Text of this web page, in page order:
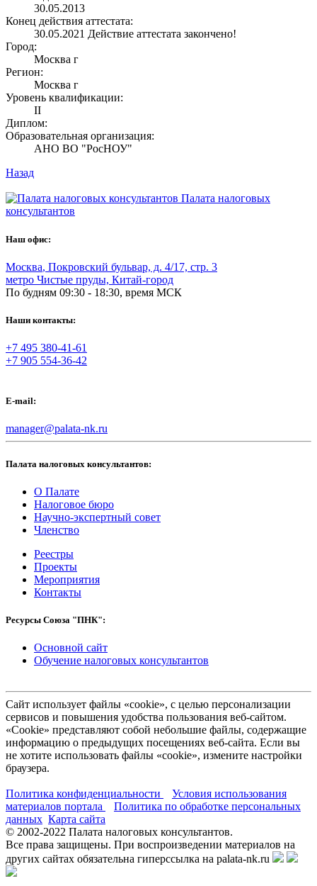
30.05.2013
Конец действия аттестата:
30.05.2021 Действие аттестата закончено!
Город:
Москва г
Регион:
Москва г
Уровень квалификации:
II
Диплом:
Образовательная организация:
АНО ВО "РосНОУ"
Назад
Палата налоговых
консультантов
Наш офис:
Москва, Покровский бульвар, д. 4/17, стр. 3
метро Чистые пруды, Китай-город
По будням 09:30 - 18:30, время МСК
Наши контакты:
+7 495 380-41-61
+7 905 554-36-42
E-mail:
manager@palata-nk.ru
Палата налоговых консультантов:
О Палате
Налоговое бюро
Научно-экспертный совет
Членство
Реестры
Проекты
Мероприятия
Контакты
Ресурсы Союза "ПНК":
Основной сайт
Обучение налоговых консультантов
Сайт использует файлы «cookie», с целью персонализации
сервисов и повышения удобства пользования веб-сайтом.
«Cookie» представляют собой небольшие файлы, содержащие
информацию о предыдущих посещениях веб-сайта. Если вы
не хотите использовать файлы «cookie», измените настройки
браузера.
Политика конфиденциальности
Условия использования
материалов портала
Политика по обработке персональных
данных Карта сайта
© 2002-2022 Палата налоговых консультантов.
Все права защищены. При воспроизведении материалов на
других сайтах обязательна гиперссылка на palata-nk.ru